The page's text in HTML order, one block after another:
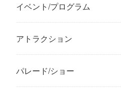
イベント/プログラム
アトラクション
パレード/ショー